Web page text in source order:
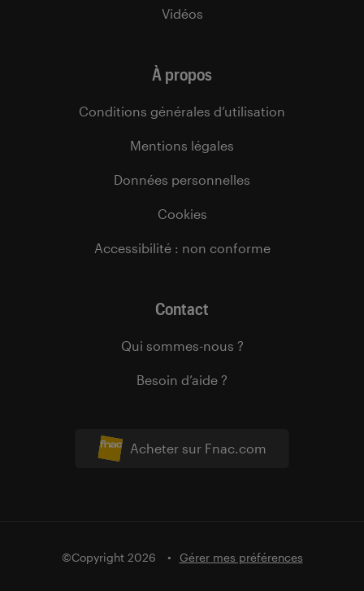
Acheter sur Fnac.com
Vidéos
À propos
Conditions générales d’utilisation
Mentions légales
Données personnelles
Cookies
Accessibilité : non conforme
Contact
Qui sommes-nous ?
Besoin d’aide ?
©Copyright 2026 Gérer mes préférences